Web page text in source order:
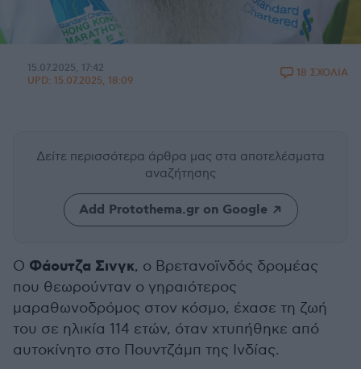
15.07.2025, 17:42
UPD: 15.07.2025, 18:09
18 ΣΧΟΛΙΑ
Δείτε περισσότερα άρθρα μας στα αποτελέσματα
αναζήτησης
Add Protothema.gr on Google
Ο Φάουτζα Σινγκ, ο Βρετανοϊνδός δρομέας
που θεωρούνταν ο γηραιότερος
μαραθωνοδρόμος στον κόσμο, έχασε τη ζωή
του σε ηλικία 114 ετών, όταν χτυπήθηκε από
αυτοκίνητο στο Πουντζάμπ της Ινδίας.